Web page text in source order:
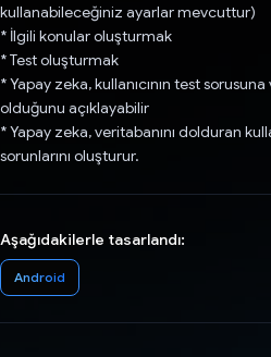
kullanabileceğiniz ayarlar mevcuttur)
* İlgili konular oluşturmak
* Test oluşturmak
* Yapay zeka, kullanıcının test
olduğunu açıklayabilir
* Yapay zeka, veritabanını dolduran
sorunlarını oluşturur.
Aşağıdakilerle tasarlandı:
Android